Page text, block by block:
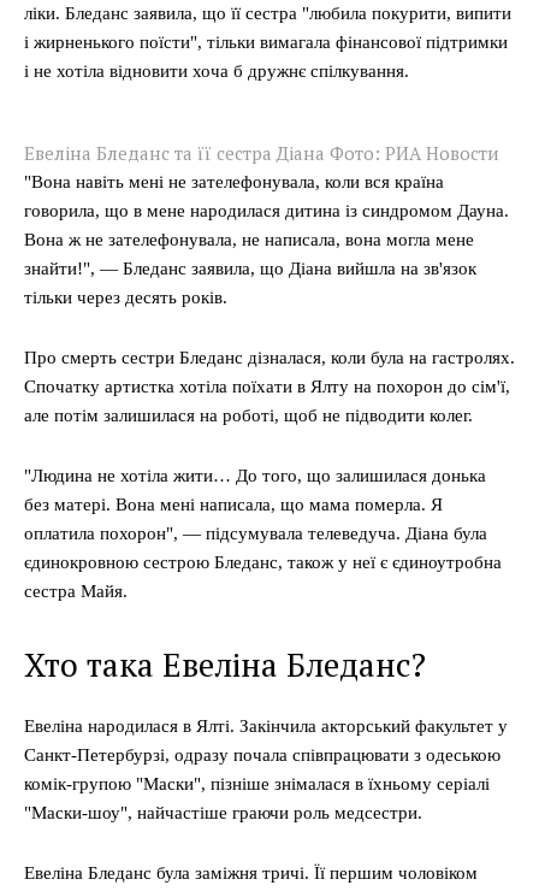
ліки. Бледанс заявила, що її сестра "любила покурити, випити
і жирненького поїсти", тільки вимагала фінансової підтримки
і не хотіла відновити хоча б дружнє спілкування.
Евеліна Бледанс та її сестра Діана Фото: РИА Новости
"Вона навіть мені не зателефонувала, коли вся країна
говорила, що в мене народилася дитина із синдромом Дауна.
Вона ж не зателефонувала, не написала, вона могла мене
знайти!", — Бледанс заявила, що Діана вийшла на зв'язок
тільки через десять років.
Про смерть сестри Бледанс дізналася, коли була на гастролях.
Спочатку артистка хотіла поїхати в Ялту на похорон до сім'ї,
але потім залишилася на роботі, щоб не підводити колег.
"Людина не хотіла жити… До того, що залишилася донька
без матері. Вона мені написала, що мама померла. Я
оплатила похорон", — підсумувала телеведуча. Діана була
єдинокровною сестрою Бледанс, також у неї є єдиноутробна
сестра Майя.
Хто така Евеліна Бледанс?
Евеліна народилася в Ялті. Закінчила акторський факультет у
Санкт-Петербурзі, одразу почала співпрацювати з одеською
комік-групою "Маски", пізніше знімалася в їхньому серіалі
"Маски-шоу", найчастіше граючи роль медсестри.
Евеліна Бледанс була заміжня тричі. Її першим чоловіком